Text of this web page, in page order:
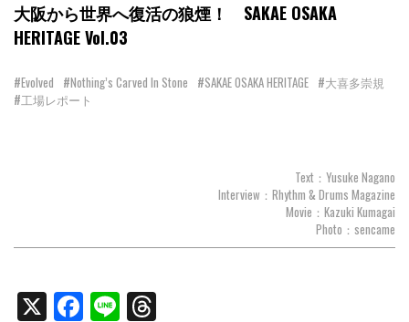
大阪から世界へ復活の狼煙！ SAKAE OSAKA
HERITAGE Vol.03
#Evolved #Nothing’s Carved In Stone #SAKAE OSAKA HERITAGE #大喜多崇規
#工場レポート
Text：Yusuke Nagano
Interview：Rhythm & Drums Magazine
Movie：Kazuki Kumagai
Photo：sencame
X Facebook
Line